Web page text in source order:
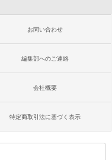
お問い合わせ
編集部へのご連絡
会社概要
特定商取引法に基づく表示